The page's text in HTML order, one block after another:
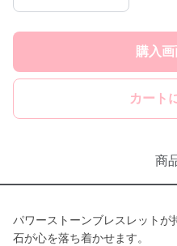
購入
カート
商
パワーストーンブレスレット
石が心を落ち着かせます。